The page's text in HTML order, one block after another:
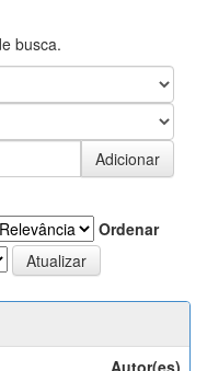
busca.
Ordenar
Autor(es)